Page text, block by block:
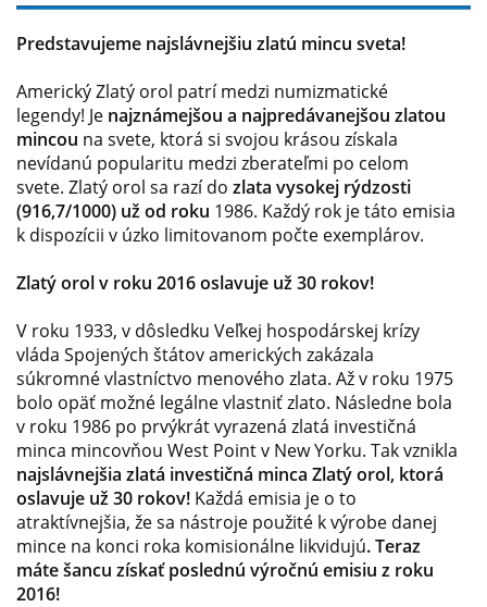
Predstavujeme najslávnejšiu zlatú mincu sveta!
Americký Zlatý orol patrí medzi numizmatické
legendy! Je najznámejšou a najpredávanejšou zlatou
mincou na svete, ktorá si svojou krásou získala
nevídanú popularitu medzi zberateľmi po celom
svete. Zlatý orol sa razí do zlata vysokej rýdzosti
(916,7/1000) už od roku 1986. Každý rok je táto emisia
k dispozícii v úzko limitovanom počte exemplárov.
Zlatý orol v roku 2016 oslavuje už 30 rokov!
V roku 1933, v dôsledku Veľkej hospodárskej krízy
vláda Spojených štátov amerických zakázala
súkromné vlastníctvo menového zlata. Až v roku 1975
bolo opäť možné legálne vlastniť zlato. Následne bola
v roku 1986 po prvýkrát vyrazená zlatá investičná
minca mincovňou West Point v New Yorku. Tak vznikla
najslávnejšia zlatá investičná minca Zlatý orol, ktorá
oslavuje už 30 rokov! Každá emisia je o to
atraktívnejšia, že sa nástroje použité k výrobe danej
mince na konci roka komisionálne likvidujú. Teraz
máte šancu získať poslednú výročnú emisiu z roku
2016!